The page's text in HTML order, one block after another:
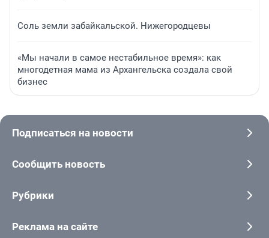
Соль земли забайкальской. Нижегородцевы
«Мы начали в самое нестабильное время»: как
многодетная мама из Архангельска создала свой
бизнес
Подписаться на новости
Сообщить новость
Рубрики
Реклама на сайте